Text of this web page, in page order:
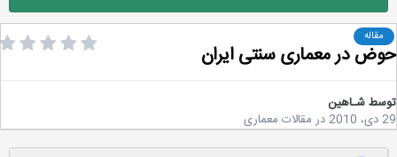
مقاله
در معماری سنتی ایران
شـاهین
درمقالات معماری